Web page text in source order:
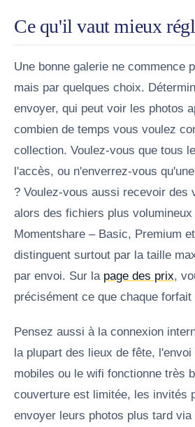
Ce qu'il vaut mieux
Une bonne galerie ne commence
mais par quelques choix.
envoyer, qui peut voir les photos
combien de temps vous voulez
collection. Voulez-vous que tous
l'accès, ou n'enverrez-vous
? Voulez-vous aussi recevoir des
alors des fichiers plus
Momentshare – Basic, Premium
distinguent surtout par la taille
par envoi. Sur la page des prix,
précisément ce que chaque forfait
Pensez aussi à la connexion
la plupart des lieux de fête,
mobiles ou le wifi fonctionne très
couverture est limitée, les invités
envoyer leurs photos plus tard via